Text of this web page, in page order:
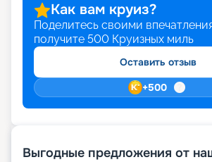
Как вам круиз?
Поделитесь своими
получите 500 Круизных миль
Оставить отзыв
+500
Выгодные предложения от